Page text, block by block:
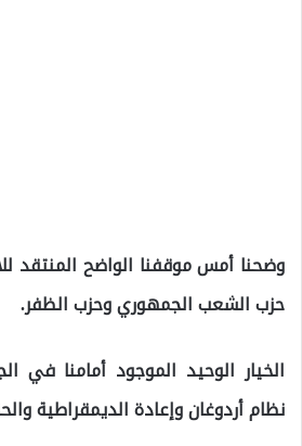
وضحنا أمس موقفنا الواضح المنتقد
حزب الشعب الجمهوري وحزب الظفر.
الخيار الوحيد الموجود أمامنا في
نظام أردوغان وإعادة الديمقراطية